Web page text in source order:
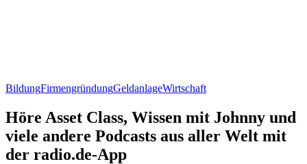
BildungFirmengründungGeldanlageWirtschaft
Höre Asset Class, Wissen mit Johnny und
viele andere Podcasts aus aller Welt mit
der radio.de-App